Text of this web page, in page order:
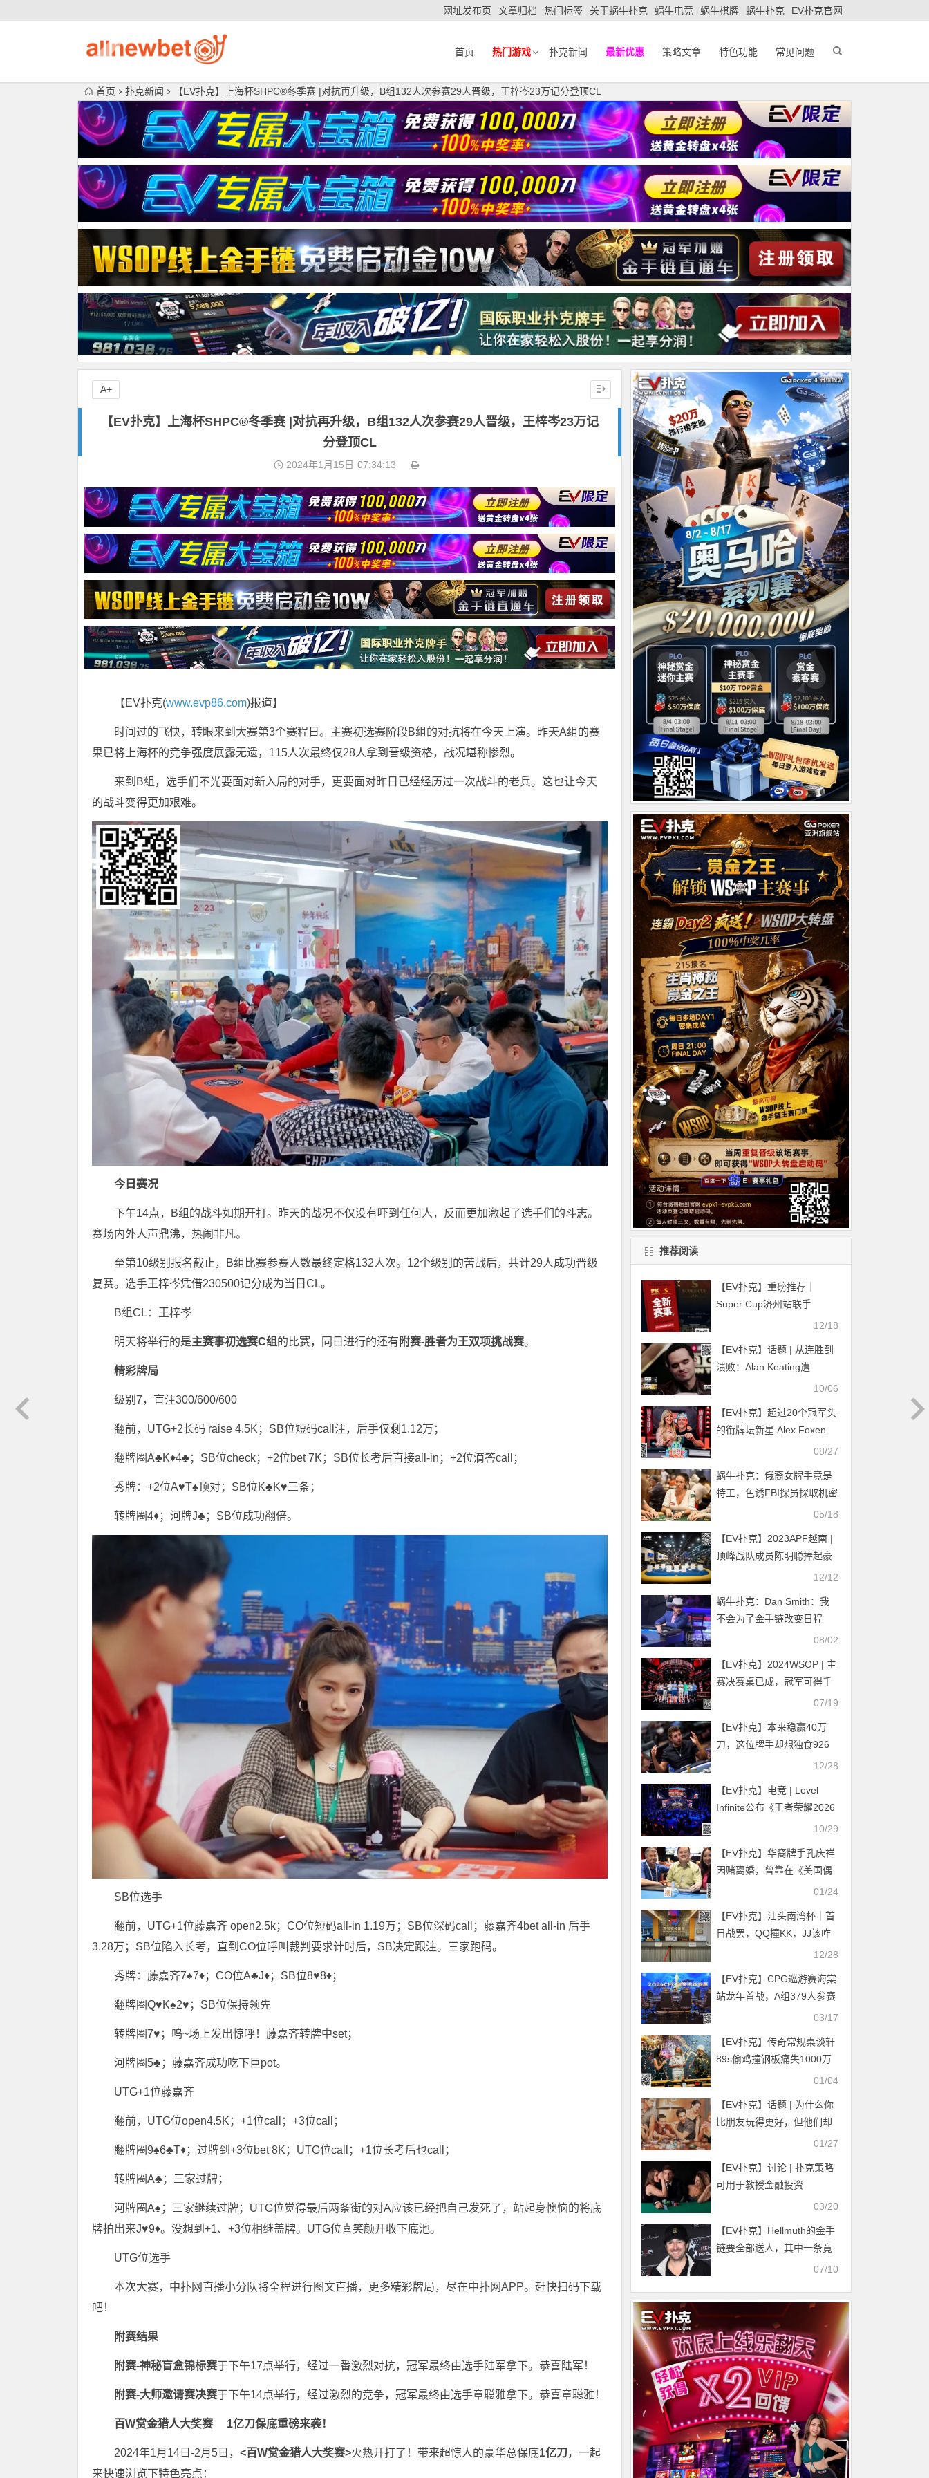
网址发布页 文章归档 热门标签 关于蜗牛扑克 蜗牛电竞 蜗牛棋牌 蜗牛扑克 EV扑克官网
首页 热门游戏 扑克新闻 最新优惠 策略文章 特色功能 常见问题
首页 扑克新闻 【EV扑克】上海杯SHPC®冬季赛 |对抗再升级，B组132人次参赛29人晋级，王梓岑23万记分登顶CL
【EV扑克】上海杯SHPC®冬季赛 |对抗再升级，B组132人次参赛29人晋级，王梓岑23万记
分登顶CL
2024年1月15日 07:34:13
【EV扑克(www.evp86.com)报道】
时间过的飞快，转眼来到大赛第3个赛程日。主赛初选赛阶段B组的对抗将在今天上演。昨天A组的赛
果已将上海杯的竞争强度展露无遗，115人次最终仅28人拿到晋级资格，战况堪称惨烈。
来到B组，选手们不光要面对新入局的对手，更要面对昨日已经经历过一次战斗的老兵。这也让今天
的战斗变得更加艰难。
今日赛况
下午14点，B组的战斗如期开打。昨天的战况不仅没有吓到任何人，反而更加激起了选手们的斗志。
赛场内外人声鼎沸，热闹非凡。
至第10级别报名截止，B组比赛参赛人数最终定格132人次。12个级别的苦战后，共计29人成功晋级
复赛。选手王梓岑凭借230500记分成为当日CL。
B组CL：王梓岑
明天将举行的是主赛事初选赛C组 的比赛，同日进行的还有 附赛-胜者为王双项挑战赛。
精彩牌局
级别7，盲注300/600/600
翻前，UTG+2长码 raise 4.5K；SB位短码call注，后手仅剩1.12万；
翻牌圈A♣K♦4♣；SB位check；+2位bet 7K；SB位长考后直接all-in；+2位滴答call；
秀牌：+2位A♥T♠顶对；SB位K♣K♥三条；
转牌圈4♦；河牌J♣；SB位成功翻倍。
SB位选手
翻前，UTG+1位藤嘉齐 open2.5k；CO位短码all-in 1.19万；SB位深码call；藤嘉齐4bet all-in 后手
3.28万；SB位陷入长考，直到CO位呼叫裁判要求计时后，SB决定跟注。三家跑码。
秀牌：藤嘉齐7♠7♦；CO位A♣J♦；SB位8♥8♦；
翻牌圈Q♥K♠2♥；SB位保持领先
转牌圈7♥；呜~场上发出惊呼！藤嘉齐转牌中set；
河牌圈5♣；藤嘉齐成功吃下巨pot。
UTG+1位藤嘉齐
翻前，UTG位open4.5K；+1位call；+3位call；
翻牌圈9♠6♣T♦；过牌到+3位bet 8K；UTG位call；+1位长考后也call；
转牌圈A♣；三家过牌；
河牌圈A♠；三家继续过牌；UTG位觉得最后两条街的对A应该已经把自己发死了，站起身懊恼的将底
牌拍出来J♥9♦。没想到+1、+3位相继盖牌。UTG位喜笑颜开收下底池。
UTG位选手
本次大赛，中扑网直播小分队将全程进行图文直播，更多精彩牌局，尽在中扑网APP。赶快扫码下载
吧！
附赛结果
附赛-神秘盲盒锦标赛于下午17点举行，经过一番激烈对抗，冠军最终由选手陆军拿下。恭喜陆军！
附赛-大师邀请赛决赛于下午14点举行，经过激烈的竞争，冠军最终由选手章聪雅拿下。恭喜章聪雅！
百W赏金猎人大奖赛 1亿刀保底重磅来袭！
2024年1月14日-2月5日， <百W赏金猎人大奖赛>火热开打了！带来超惊人的豪华总保底1亿刀，一起
来快速浏览下特色亮点：
A+
推荐阅读
【EV扑克】重磅推荐｜
Super Cup济州站联手
PKonline 正式开启线上专场
12/18
【EV扑克】话题 | 从连胜到
溃败：Alan Keating遭
Veldhuis重创，盈利榜易主
10/06
【EV扑克】超过20个冠军头
的衔牌坛新星 Alex Foxen
08/27
蜗牛扑克：俄裔女牌手竟是
特工，色诱FBI探员探取机密
05/18
【EV扑克】2023APF越南 |
顶峰战队成员陈明聪捧起豪
客赛冠军，中国选手QiaoChi
12/12
蜗牛扑克：Dan Smith：我
不会为了金手链改变日程
08/02
【EV扑克】2024WSOP | 主
赛决赛桌已成，冠军可得千
万奖金，陈东、罗曦湘等多
07/19
【EV扑克】本来稳赢40万
刀，这位牌手却想独食926
12/28
【EV扑克】电竞 | Level
Infinite公布《王者荣耀2026
年电竞规划，全年再设四项
10/29
【EV扑克】华裔牌手孔庆祥
因赌离婚，曾靠在《美国偶
01/24
【EV扑克】汕头南湾杯｜首
日战罢，QQ撞KK，JJ该咋
玩？陈洋盛21.2W记分牌斩
两点期待再战
12/28
【EV扑克】CPG巡游赛海棠
站龙年首战，A组379人参赛
126人晋级，李育林落袋03/17
【EV扑克】传奇常规桌谈轩
89s偷鸡撞钢板痛失1000万
01/04
【EV扑克】话题 | 为什么你
比朋友玩得更好，但他们却
01/27
【EV扑克】讨论 | 扑克策略
可用于教授金融投资
03/20
【EV扑克】Hellmuth的金手
链要全部送人，其中一条竟
07/10